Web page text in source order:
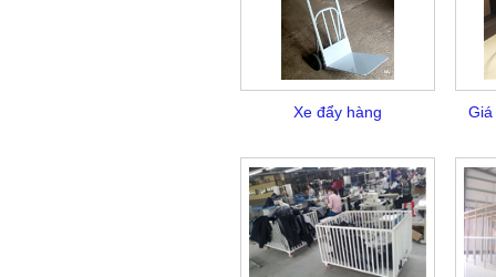
Xe đẩy hàng Giá